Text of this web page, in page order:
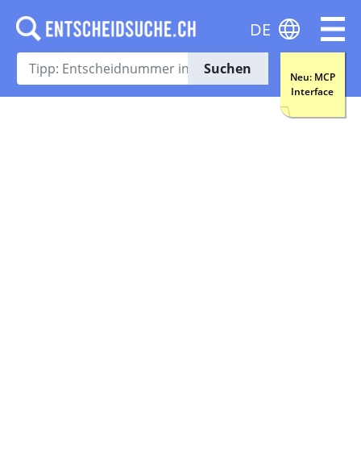
Suchen
Neu: MCP
Interface
DE